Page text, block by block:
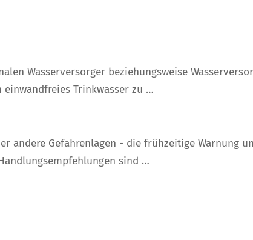
Wasserversorger beziehungsweise
Trinkwasser zu …
andere Gefahrenlagen - die frühzeitige Warnung
sind …